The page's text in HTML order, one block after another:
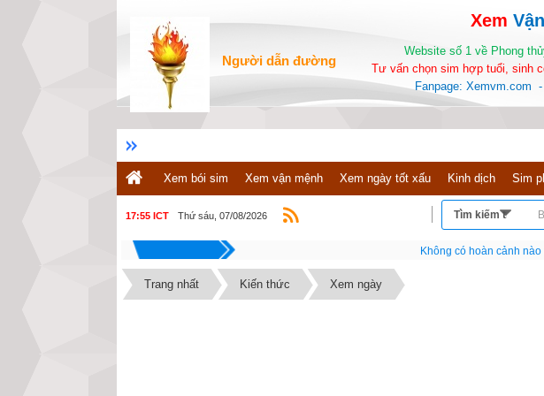
Người dẫn đường
Xem
Website số 1 về Phong
Tư vấn chọn sim hợp tuổi, sinh
Fanpage: Xemvm.com
Xem bói sim Xem vận mệnh Xem ngày tốt xấu Kinh dịch Sim
17:55 ICT Thứ sáu, 07/08/2026
Nếu như không chịu học tập
Trang nhất Kiến thức Xem ngày